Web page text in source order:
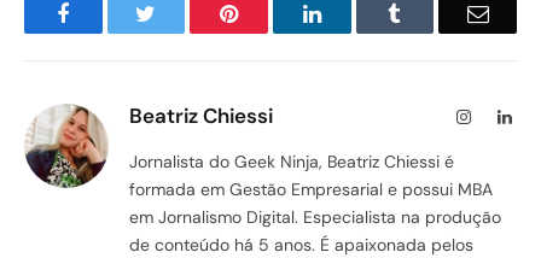
Facebook Pinterest LinkedIn Email
Beatriz Chiessi Instagram
Jornalista do Geek Ninja, Beatriz Chiessi é
formada em Gestão Empresarial e possui MBA
em Jornalismo Digital. Especialista na produção
de conteúdo há 5 anos. É apaixonada pelos